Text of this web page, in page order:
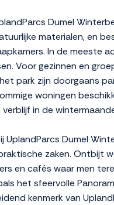
Dumel
materialen, en
In de meeste
Voor gezinnen en
park zijn doorgaans
woningen
in de
UplandParcs Dumel
zaken. Ontbijt
en cafés waar men
het sfeervolle
kenmerk van